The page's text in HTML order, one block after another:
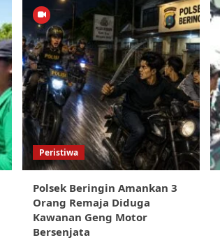
Peristiwa
Polsek Beringin Amankan 3
Orang Remaja Diduga
Kawanan Geng Motor
Bersenjata